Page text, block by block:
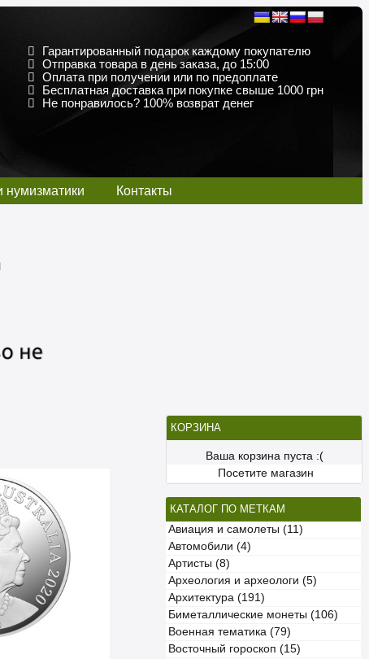
Гарантированный подарок каждому покупателю
Отправка товара в день заказа, до 15:00
Оплата при получении или по предоплате
Бесплатная доставка при покупке свыше 1000 грн
Не понравилось? 100% возврат денег
нумизматики Контакты
КОРЗИНА
Ваша корзина пуста :(
Посетите магазин
КАТАЛОГ ПО МЕТКАМ
Авиация и самолеты (11)
Автомобили (4)
Артисты (8)
Археология и археологи (5)
Архитектура (191)
Биметаллические монеты (106)
Военная тематика (79)
Восточный гороскоп (15)